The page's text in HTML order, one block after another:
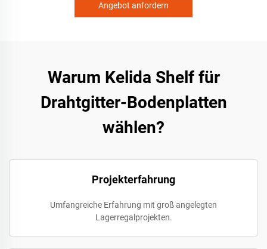
Angebot anfordern
Warum Kelida Shelf für
Drahtgitter-Bodenplatten
wählen?
Projekterfahrung
Umfangreiche Erfahrung mit groß angelegten
Lagerregalprojekten.